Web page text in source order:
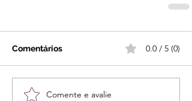
Comentários 0.0 / 5 (0)
Comente e avalie